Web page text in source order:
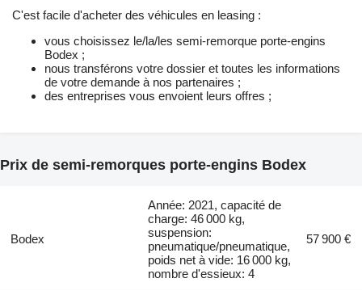
C'est facile d'acheter des véhicules en leasing :
vous choisissez le/la/les semi-remorque porte-engins
Bodex ;
nous transférons votre dossier et toutes les informations
de votre demande à nos partenaires ;
des entreprises vous envoient leurs offres ;
Prix de semi-remorques porte-engins Bodex
Bodex
Année: 2021, capacité de
charge: 46 000 kg,
suspension:
pneumatique/pneumatique,
poids net à vide: 16 000 kg,
nombre d'essieux: 4
57 900 €